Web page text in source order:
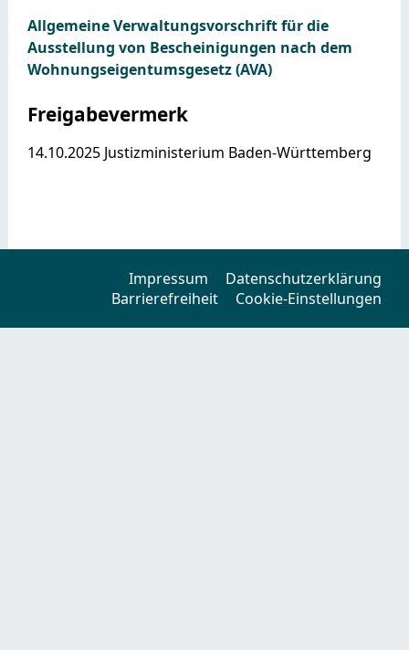
Allgemeine Verwaltungsvorschrift für die
Ausstellung von Bescheinigungen nach dem
Wohnungseigentumsgesetz (AVA)
Freigabevermerk
14.10.2025 Justizministerium Baden-Württemberg
Impressum
Datenschutzerklärung
Barrierefreiheit
Cookie-Einstellungen